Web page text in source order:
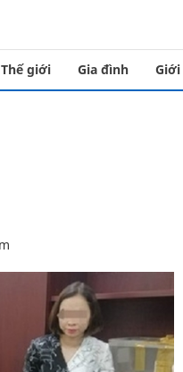
Thế giới Gia đình